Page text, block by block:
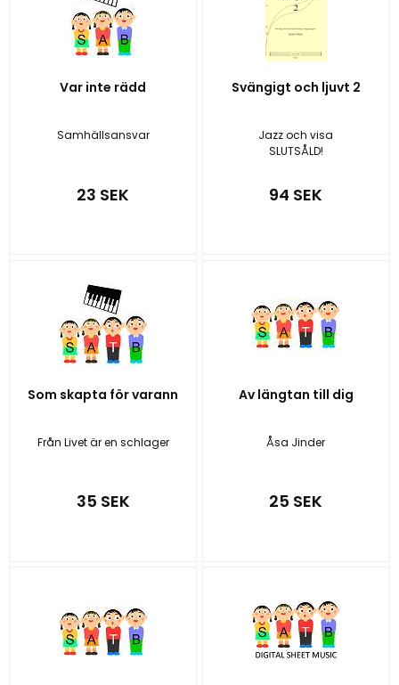
Var inte rädd
Samhällsansvar
23 SEK
Svängigt och ljuvt 2
Jazz och visa
SLUTSÅLD!
94 SEK
Som skapta för varann
Från Livet är en schlager
35 SEK
Av längtan till dig
Åsa Jinder
25 SEK